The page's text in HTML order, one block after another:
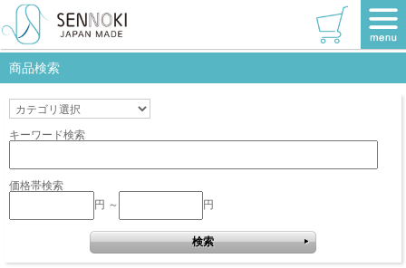
TOP >
該当商品はありません。
商品検索
キーワード検索
価格帯検索
円 ～
円